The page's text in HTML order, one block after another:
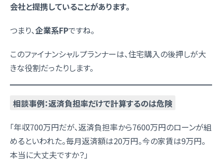
会社と提携していることがあります。
つまり、企業系FPですね。
このファイナンシャルプランナーは、住宅購入の後押しが大
きな役割だったりします。
相談事例：返済負担率だけで計算するのは危険
「年収700万円だが、返済負担率から7600万円のローンが組
めるといわれた。毎月返済額は20万円。今の家賃は9万円。
本当に大丈夫ですか？」